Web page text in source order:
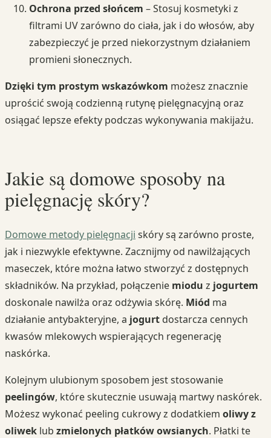
Ochrona przed słońcem – Stosuj kosmetyki z
filtrami UV zarówno do ciała, jak i do włosów, aby
zabezpieczyć je przed niekorzystnym działaniem
promieni słonecznych.
Dzięki tym prostym wskazówkom możesz znacznie
uprościć swoją codzienną rutynę pielęgnacyjną oraz
osiągać lepsze efekty podczas wykonywania makijażu.
Jakie są domowe sposoby na
pielęgnację skóry?
Domowe metody pielęgnacji skóry są zarówno proste,
jak i niezwykle efektywne. Zacznijmy od nawilżających
maseczek, które można łatwo stworzyć z dostępnych
składników. Na przykład, połączenie miodu z jogurtem
doskonale nawilża oraz odżywia skórę. Miód ma
działanie antybakteryjne, a jogurt dostarcza cennych
kwasów mlekowych wspierających regenerację
naskórka.
Kolejnym ulubionym sposobem jest stosowanie
peelingów, które skutecznie usuwają martwy naskórek.
Możesz wykonać peeling cukrowy z dodatkiem oliwy z
oliwek lub zmielonych płatków owsianych. Płatki te